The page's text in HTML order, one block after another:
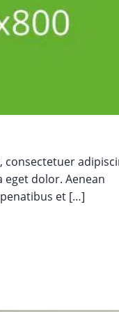
consectetuer
eget dolor. Aenean
et […]